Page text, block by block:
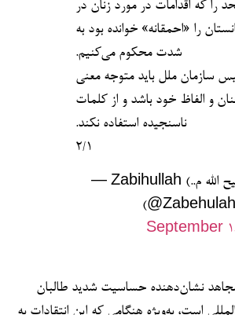
را که اقدامات در مورد زنان در
را «احمقانه» خوانده بود به
شدت محکوم می‌کنیم.
سازمان ملل باید متوجه معنی
و الفاظ خود باشد و از کلمات
ناسنجیده استفاده نکند.
۲/۱
— Zabihullah (..ذبـــــیح الله م )
September
نشان‌دهنده حساسیت شدید طالبان